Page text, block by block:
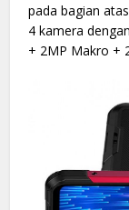
pada bagian
4 kamera
+ 2MP Makro +